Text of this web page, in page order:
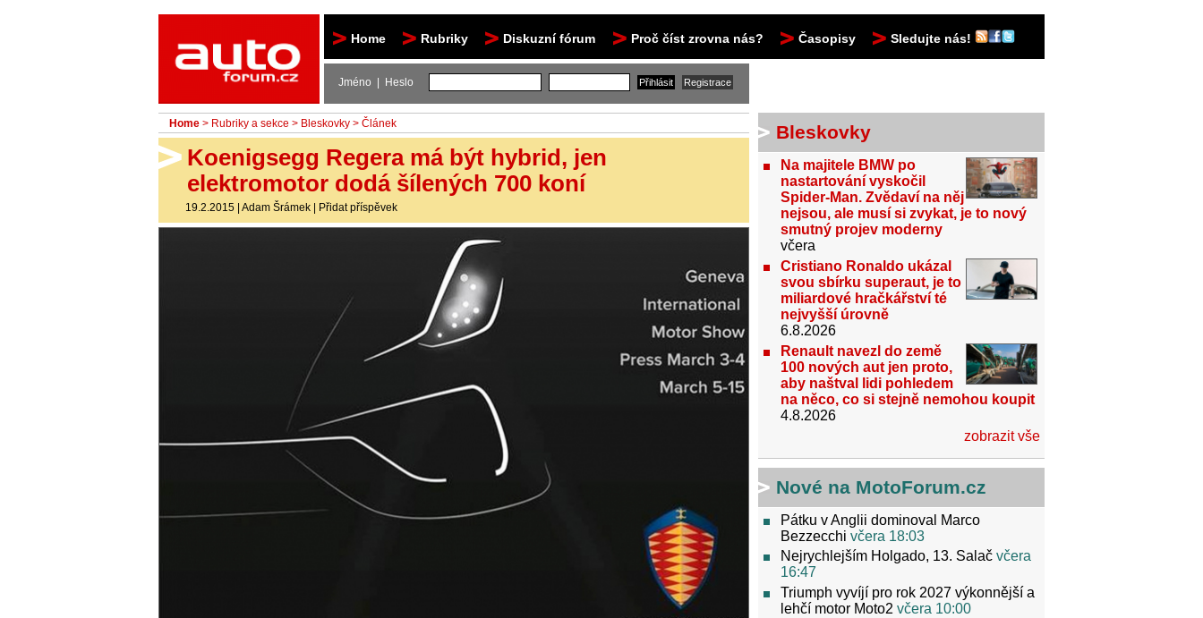
Home Rubriky Diskuzní fórum Proč číst zrovna nás? Časopisy Sledujte nás!
Jméno | Heslo
Home > Rubriky a sekce > Bleskovky > Článek
Koenigsegg Regera má být hybrid, jen
elektromotor dodá šílených 700 koní
19.2.2015 | Adam Šrámek | Přidat příspěvek
Bleskovky
Na majitele BMW po
nastartování vyskočil
Spider-Man. Zvědaví na něj
nejsou, ale musí si zvykat, je to nový
smutný projev moderny
včera
Cristiano Ronaldo ukázal
svou sbírku superaut, je to
miliardové hračkářství té
nejvyšší úrovně
6.8.2026
Renault navezl do země
100 nových aut jen proto,
aby naštval lidi pohledem
na něco, co si stejně nemohou koupit
4.8.2026
zobrazit vše
Nové na MotoForum.cz
Pátku v Anglii dominoval Marco
Bezzecchi včera 18:03
Nejrychlejším Holgado, 13. Salač včera
16:47
Triumph vyvíjí pro rok 2027 výkonnější a
lehčí motor Moto2 včera 10:00